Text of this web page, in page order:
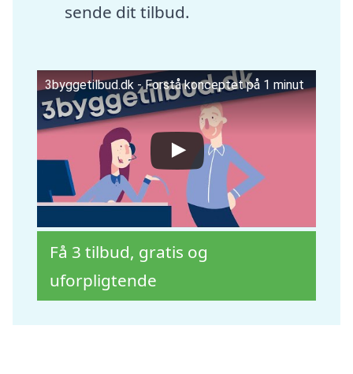
sende dit tilbud.
3byggetilbud.dk - Forstå konceptet på 1 minut
Få 3 tilbud, gratis og
uforpligtende